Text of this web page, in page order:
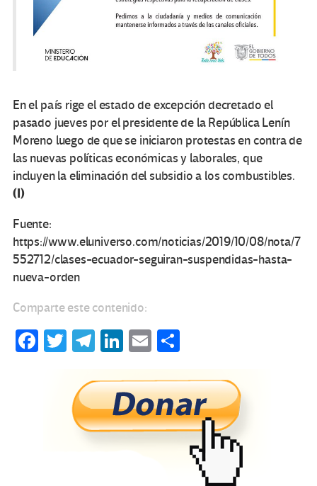
En el país rige el estado de excepción decretado el
pasado jueves por el presidente de la República Lenín
Moreno luego de que se iniciaron protestas en contra de
las nuevas políticas económicas y laborales, que
incluyen la eliminación del subsidio a los combustibles.
(I)
Fuente:
https://www.eluniverso.com/noticias/2019/10/08/nota/7
552712/clases-ecuador-seguiran-suspendidas-hasta-
nueva-orden
Comparte este contenido:
Fa T
tt
er
Te
gr
a
m
Li
ke
dI
n
E
ail m
p
ar
tir